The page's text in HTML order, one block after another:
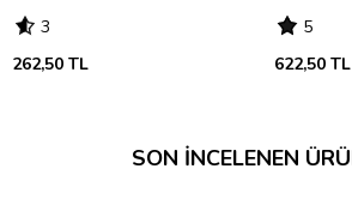
3
262,50 TL
5
622,50 TL
SON İNCELENEN